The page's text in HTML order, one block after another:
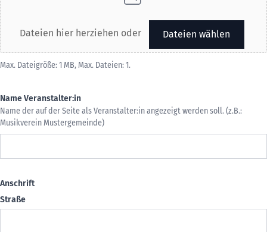
Dateien hier herziehen oder Dateien wählen
Max. Dateigröße: 1 MB, Max. Dateien: 1.
Name Veranstalter:in
Name der auf der Seite als Veranstalter:in angezeigt werden soll. (z.B.:
Musikverein Mustergemeinde)
Anschrift
Straße